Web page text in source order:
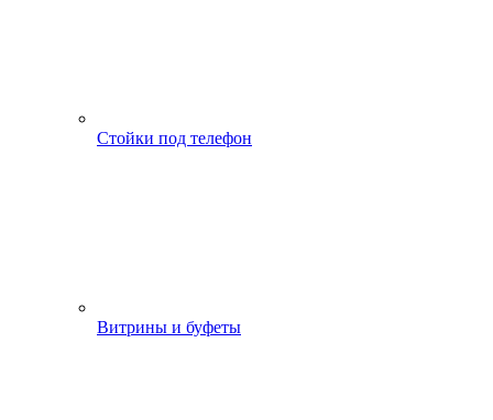
Стойки под телефон
Витрины и буфеты